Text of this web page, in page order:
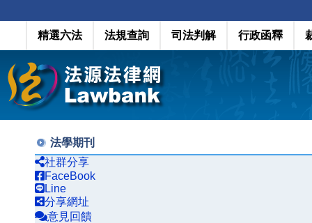
精選六法 法規查詢 司法判解 行政函釋
法學期刊
社群分享
FaceBook
Line
分享網址
意見回饋